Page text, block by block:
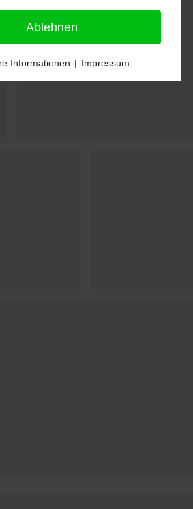
Ablehnen
Informationen | Impressum